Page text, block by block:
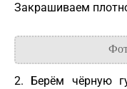
Закрашиваем
2. Берём чёрную